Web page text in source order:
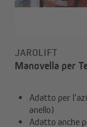
JAROLIFT
Manovella per
Adatto per
anello)
Adatto anche